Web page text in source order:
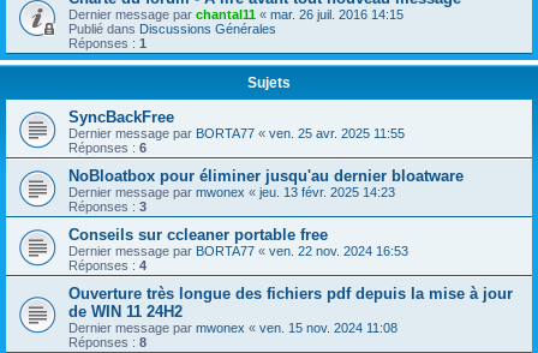
Dernier message par chantal11 « mar. 26 juil. 2016 14:15
Publié dans Discussions Générales
Réponses : 1
Sujets
SyncBackFree
Dernier message par BORTA77 « ven. 25 avr. 2025 11:55
Réponses : 6
NoBloatbox pour éliminer jusqu'au dernier bloatware
Dernier message par mwonex « jeu. 13 févr. 2025 14:23
Réponses : 3
Conseils sur ccleaner portable free
Dernier message par BORTA77 « ven. 22 nov. 2024 16:53
Réponses : 4
Ouverture très longue des fichiers pdf depuis la mise à jour
de WIN 11 24H2
Dernier message par mwonex « ven. 15 nov. 2024 11:08
Réponses : 8